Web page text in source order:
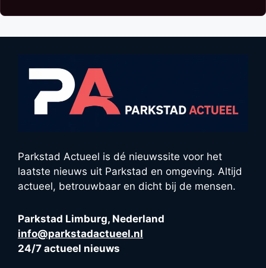
Parkstad Actueel is dé nieuwssite voor het
laatste nieuws uit Parkstad en omgeving. Altijd
actueel, betrouwbaar en dicht bij de mensen.
Parkstad Limburg, Nederland
info@parkstadactueel.nl
24/7 actueel nieuws